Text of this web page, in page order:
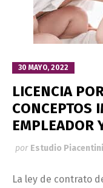
30 MAYO, 2022
LICENCIA
CONCEPTOS
EMPLEADOR
por Estudio Piacentini
La ley de contrato